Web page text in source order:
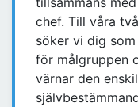
chef. Till våra
söker vi dig
för målgruppen
värnar den